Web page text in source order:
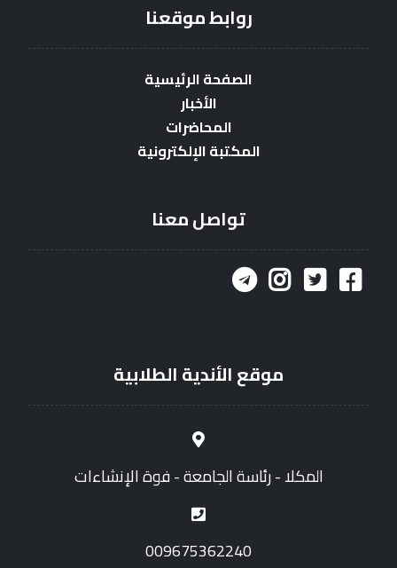
روابط موقعنا
الصفحة الرئيسية
الأخبار
المحاضرات
المكتبة الإلكترونية
تواصل معنا
موقع الأندية الطلابية
المكلا - رئاسة الجامعة - فوة الإنشاءات
009675362240